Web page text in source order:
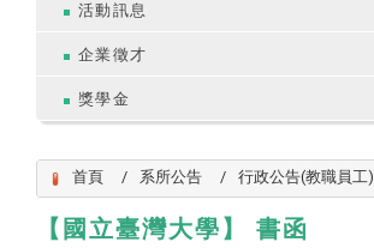
活動訊息
企業徵才
獎學金
首頁 系所公告 行政公告(教職員工)
【國立臺灣大學】 書函